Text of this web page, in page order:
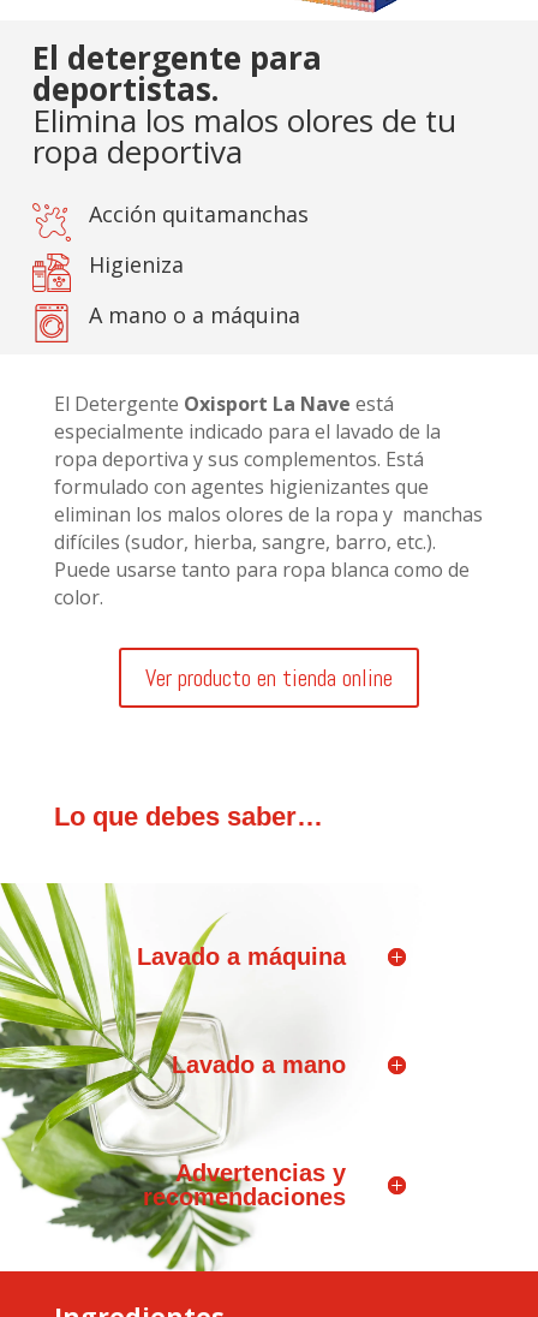
El detergente para
deportistas.
Elimina los malos olores de tu
ropa deportiva
Acción quitamanchas
Higieniza
A mano o a máquina
El Detergente Oxisport La Nave está
especialmente indicado para el lavado de la
ropa deportiva y sus complementos. Está
formulado con agentes higienizantes que
eliminan los malos olores de la ropa y manchas
difíciles (sudor, hierba, sangre, barro, etc.).
Puede usarse tanto para ropa blanca como de
color.
Ver producto en tienda online
Lo que debes saber…
Lavado a máquina
Lavado a mano
Advertencias y
recomendaciones